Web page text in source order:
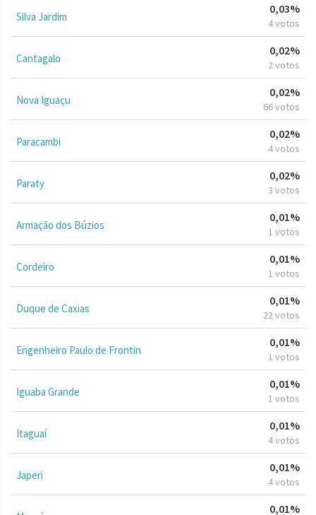
Silva Jardim
0,03%
4 votos
Cantagalo
0,02%
2 votos
Nova Iguaçu
0,02%
66 votos
Paracambi
0,02%
4 votos
Paraty
0,02%
3 votos
Armação dos Búzios
0,01%
1 votos
Cordeiro
0,01%
1 votos
Duque de Caxias
0,01%
22 votos
Engenheiro Paulo de Frontin
0,01%
1 votos
Iguaba Grande
0,01%
1 votos
Itaguaí
0,01%
4 votos
Japeri
0,01%
4 votos
0,01%